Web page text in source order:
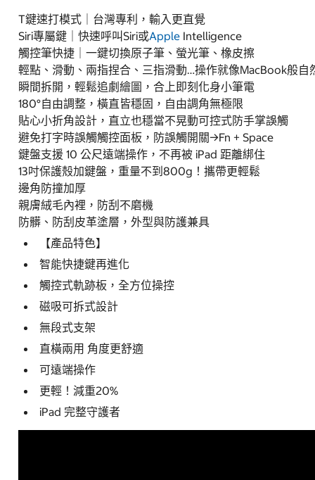
T鍵速打模式｜台灣專利，輸入更直覺
Siri專屬鍵｜快速呼叫Siri或Apple Intelligence
觸控筆快捷｜一鍵切換原子筆、螢光筆、橡皮擦
輕點、滑動、兩指捏合、三指滑動…操作就像MacBook般自
瞬間拆開，輕鬆追劇繪圖，合上即刻化身小筆電
180°自由調整，橫直皆穩固，自由調角無極限
貼心小折角設計，直立也穩當不晃動可控式防手掌誤觸
避免打字時誤觸觸控面板，防誤觸開關→Fn + Space
鍵盤支援 10 公尺遠端操作，不再被 iPad 距離綁住
13吋保護殼加鍵盤，重量不到800g！攜帶更輕鬆
邊角防撞加厚
親膚絨毛內裡，防刮不磨機
防髒、防刮皮革塗層，外型與防護兼具
【產品特色】
智能快捷鍵再進化
觸控式軌跡板，全方位操控
磁吸可拆式設計
無段式支架
直橫兩用 角度更舒適
可遠端操作
更輕！減重20%
iPad 完整守護者